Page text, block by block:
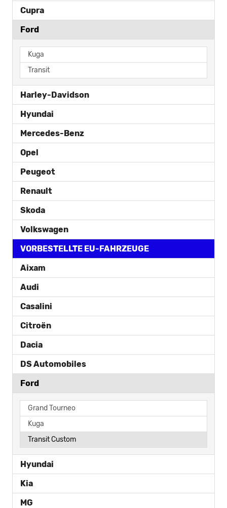
Cupra
Ford
Kuga
Transit
Harley-Davidson
Hyundai
Mercedes-Benz
Opel
Peugeot
Renault
Skoda
Volkswagen
VORBESTELLTE EU-FAHRZEUGE
Aixam
Audi
Casalini
Citroën
Dacia
DS Automobiles
Ford
Grand Tourneo
Kuga
Transit Custom
Hyundai
Kia
MG